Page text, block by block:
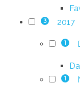
3 2017
1
1